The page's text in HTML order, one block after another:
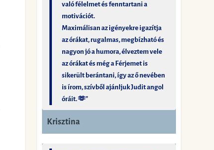
való félelmet és fenntartani a
motivációt.
Maximálisan az igényekre igazítja
az órákat, rugalmas, megbízható és
nagyon jó a humora, élveztem vele
az órákat és még a Férjemet is
sikerült berántani, így az ő nevében
is írom, szívből ajánljuk Judit angol
óráit. 🫶"
Krisztina